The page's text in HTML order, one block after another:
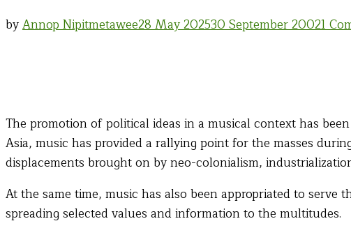
byAnnop Nipitmetawee28 May 202530 September 20021
The promotion of political ideas in a musical context has
Asia, music has provided a rallying point for the masses
displacements brought on by neo-colonialism,
At the same time, music has also been appropriated to
spreading selected values and information to the multitudes.